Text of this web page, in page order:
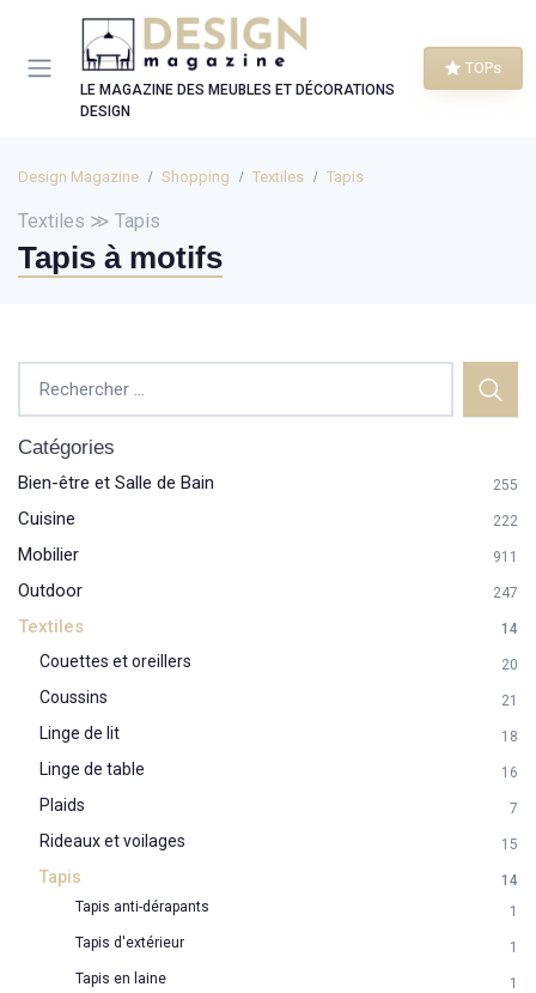
LE MAGAZINE DES MEUBLES ET DÉCORATIONS
DESIGN
TOPs
Design Magazine Shopping Textiles Tapis
Textiles ≫ Tapis
Tapis à motifs
Catégories
Bien-être et Salle de Bain 255
Cuisine 222
Mobilier 911
Outdoor 247
Textiles 14
Couettes et oreillers 20
Coussins 21
Linge de lit 18
Linge de table 16
Plaids 7
Rideaux et voilages 15
Tapis
14
Tapis anti-dérapants
1
Tapis d'extérieur
1
Tapis en laine
1
Panneau de gestion des cookies